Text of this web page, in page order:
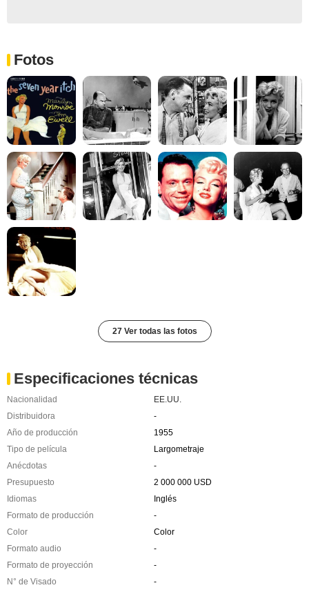
Fotos
27 Ver todas las fotos
Especificaciones técnicas
Nacionalidad
EE.UU.
Distribuidora
-
Año de producción
1955
Tipo de película
Largometraje
Anécdotas
-
Presupuesto
2 000 000 USD
Idiomas
Inglés
Formato de producción
-
Color
Color
Formato audio
-
Formato de proyección
-
N° de Visado
-